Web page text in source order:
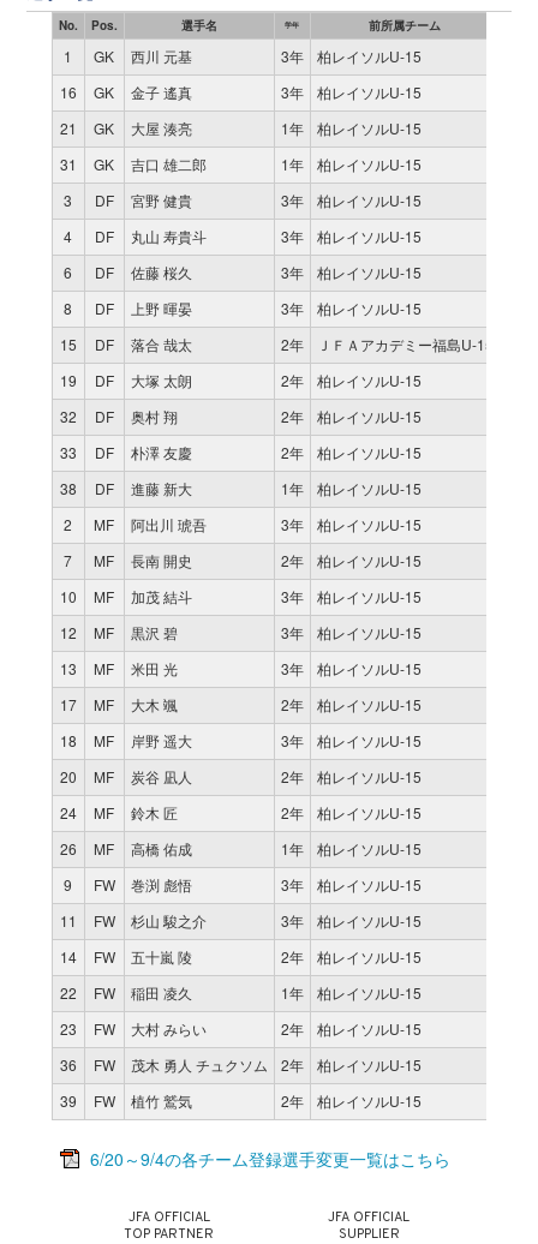
No. Pos. 選手名 学年 前所属チーム
1 GK 西川 元基 3年 柏レイソルU-15
16
GK 金子 遙真 3年 柏レイソルU-15
21
GK 大屋 湊亮 1年 柏レイソルU-15
31
GK 吉口 雄二郎 1年 柏レイソルU-15
3
DF 宮野 健貴 3年 柏レイソルU-15
4
DF 丸山 寿貴斗 3年 柏レイソルU-15
6
DF 佐藤 桜久 3年 柏レイソルU-15
8
DF 上野 暉晏 3年 柏レイソルU-15
15
DF 落合 哉太 2年 ＪＦＡアカデミー福島U-15
19
DF 大塚 太朗 2年 柏レイソルU-15
32
DF 奥村 翔 2年 柏レイソルU-15
33
DF 朴澤 友慶 2年 柏レイソルU-15
38
DF 進藤 新大 1年 柏レイソルU-15
2
MF 阿出川 琥吾 3年 柏レイソルU-15
7
MF 長南 開史 2年 柏レイソルU-15
10
MF 加茂 結斗 3年 柏レイソルU-15
12
MF 黒沢 碧 3年 柏レイソルU-15
13
MF 米田 光 3年 柏レイソルU-15
17
MF 大木 颯 2年 柏レイソルU-15
18
MF 岸野 遥大 3年 柏レイソルU-15
20
MF 炭谷 凪人 2年 柏レイソルU-15
24
MF 鈴木 匠 2年 柏レイソルU-15
26
MF 高橋 佑成 1年 柏レイソルU-15
9
FW 巻渕 彪悟 3年 柏レイソルU-15
11
FW 杉山 駿之介 3年 柏レイソルU-15
14
FW 五十嵐 陵 2年 柏レイソルU-15
22
FW 稲田 凌久 1年 柏レイソルU-15
23
FW 大村 みらい 2年 柏レイソルU-15
36
FW 茂木 勇人 チュクソム 2年 柏レイソルU-15
39
FW 植竹 鷲気 2年 柏レイソルU-15
6/20～9/4の各チーム登録選手変更一覧はこちら
JFA OFFICIAL
TOP PARTNER
JFA OFFICIAL
SUPPLIER